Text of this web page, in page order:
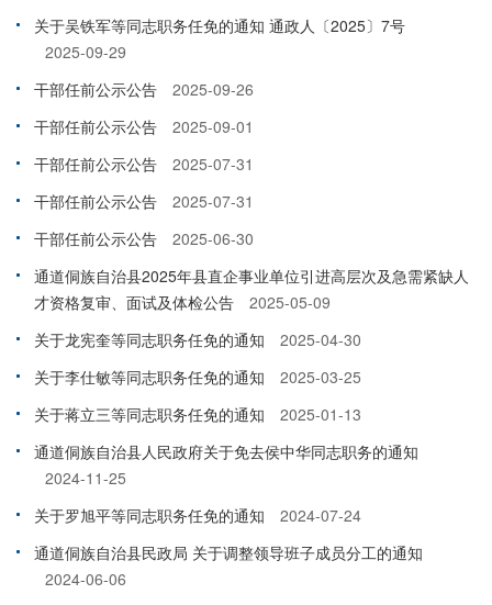
关于吴铁军等同志职务任免的通知 通政人〔2025〕7号
2025-09-29
干部任前公示公告
2025-09-26
干部任前公示公告
2025-09-01
干部任前公示公告
2025-07-31
干部任前公示公告
2025-07-31
干部任前公示公告
2025-06-30
通道侗族自治县2025年县直企事业单位引进高层次及急需紧缺人
才资格复审、面试及体检公告
2025-05-09
关于龙宪奎等同志职务任免的通知
2025-04-30
关于李仕敏等同志职务任免的通知
2025-03-25
关于蒋立三等同志职务任免的通知
2025-01-13
通道侗族自治县人民政府关于免去侯中华同志职务的通知
2024-11-25
关于罗旭平等同志职务任免的通知
2024-07-24
通道侗族自治县民政局 关于调整领导班子成员分工的通知
2024-06-06